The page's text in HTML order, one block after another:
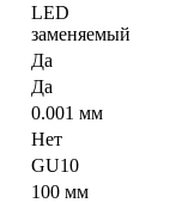
LED
заменяемый
Да
Да
0.001 мм
Нет
GU10
100 мм